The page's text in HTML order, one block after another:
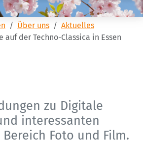
Über uns
Aktuelles
auf der Techno-Classica in Essen
zu Digitale
interessanten
Foto und Film.